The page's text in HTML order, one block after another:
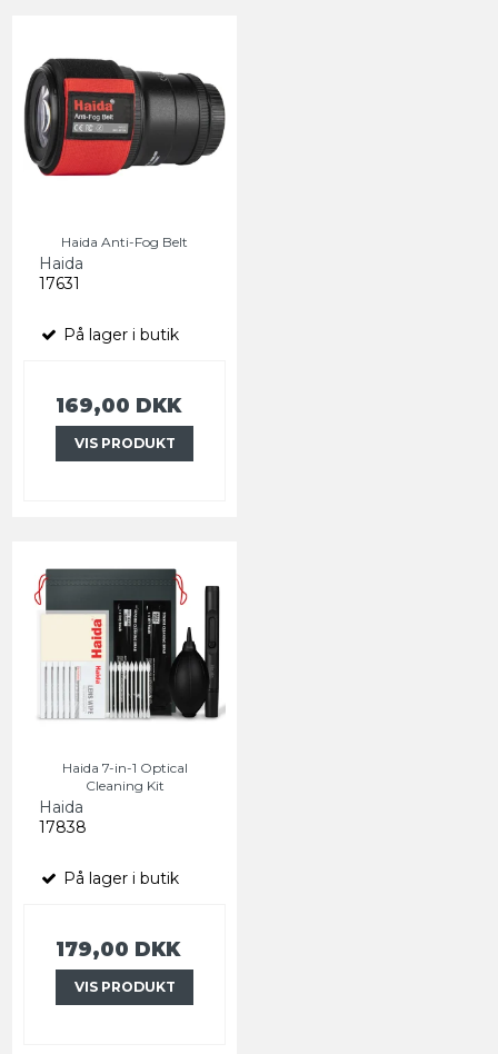
Haida Anti-Fog Belt
Haida
17631
På lager i butik
169,00 DKK
VIS PRODUKT
Haida 7-in-1 Optical
Cleaning Kit
Haida
17838
På lager i butik
179,00 DKK
VIS PRODUKT